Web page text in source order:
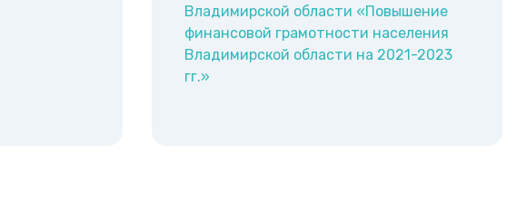
Владимирской области «Повышение
финансовой грамотности населения
Владимирской области на 2021-2023
гг.»